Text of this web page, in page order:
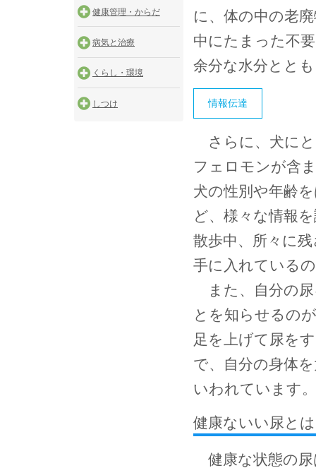
健康管理・からだ
病気と治療
くらし・環境
しつけ
に、体の中の老
中にたまった不
余分な水分とと
情報伝達
さらに、犬にと
フェロモンが含
犬の性別や年齢
ど、様々な情報
散歩中、所々に
手に入れている
また、自分の尿
とを知らせるの
足を上げて尿を
で、自分の身体
いわれています。
健康ないい尿と
健康な状態の尿